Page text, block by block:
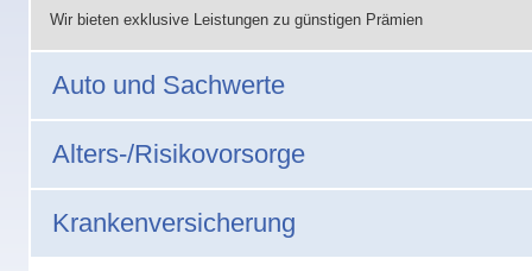
Wir bieten exklusive Leistungen zu günstigen Prämien
Auto und Sachwerte
Alters-/Risikovorsorge
Krankenversicherung